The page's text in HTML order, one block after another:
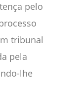
pelo
tribunal
pela
lhe